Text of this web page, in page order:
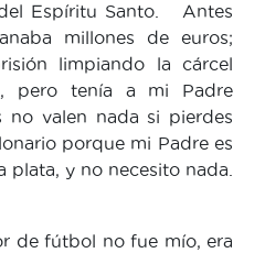
Espíritu Santo. Antes
millones de euros;
limpiando la cárcel
pero tenía a mi Padre
no valen nada si pierdes
porque mi Padre es
plata, y no necesito nada.
de fútbol no fue mío, era